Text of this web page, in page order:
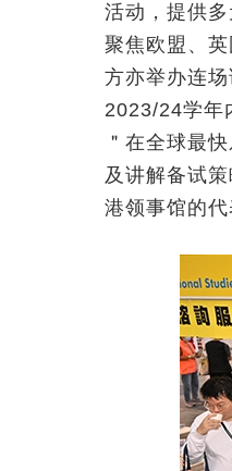
活动，提供
聚焦欧盟、
方亦举办连
2023/24学年
＂在全球最
及讲解备试
港领事馆的